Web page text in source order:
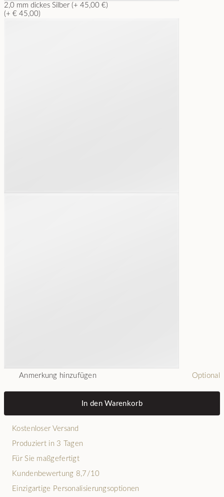
2,0 mm dickes Silber (+ 45,00 €)
(+ € 45,00)
Anmerkung hinzufügen Optional
In den Warenkorb
Kostenloser Versand
Produziert in 3 Tagen
Für Sie maßgefertigt
Kundenbewertung 8,7/10
Einzigartige Personalisierungsoptionen